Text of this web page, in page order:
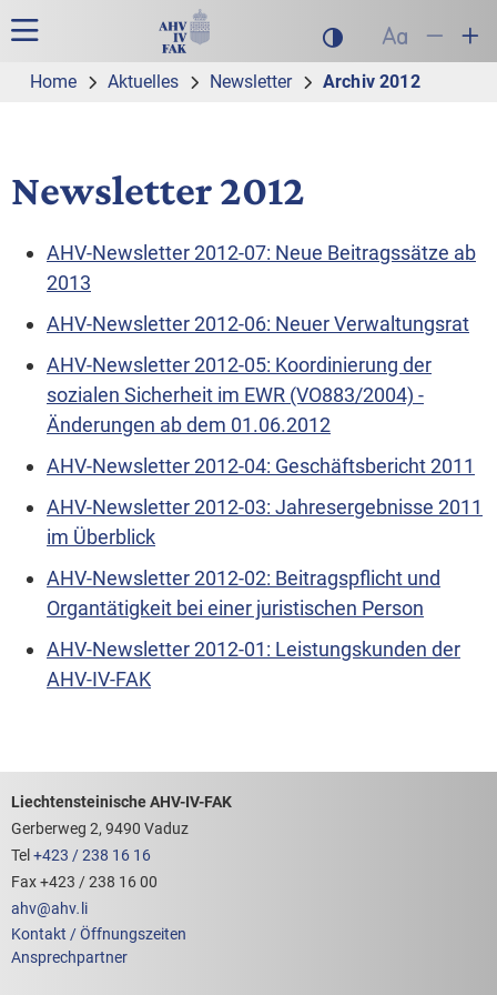
Zur Hauptnavigation
Zum Inhalt
Suche
Hauptnavigation Dunklen Modus
Schrift auf
Schrift
Home Aktuelles Newsletter Archiv 2012
Newsletter 2012
AHV-Newsletter 2012-07: Neue Beitragssätze ab
2013
AHV-Newsletter 2012-06: Neuer Verwaltungsrat
AHV-Newsletter 2012-05: Koordinierung der
sozialen Sicherheit im EWR (VO883/2004) -
Änderungen ab dem 01.06.2012
AHV-Newsletter 2012-04: Geschäftsbericht 2011
AHV-Newsletter 2012-03: Jahresergebnisse 2011
im Überblick
AHV-Newsletter 2012-02: Beitragspflicht und
Organtätigkeit bei einer juristischen Person
AHV-Newsletter 2012-01: Leistungskunden der
AHV-IV-FAK
Footerbereich mit hilfreichen Links
Liechtensteinische AHV-IV-FAK
Gerberweg 2, 9490 Vaduz
Tel +423 / 238 16 16
Fax +423 / 238 16 00
ahv@ahv. li
Kontakt / Öffnungszeiten
Ansprechpartner